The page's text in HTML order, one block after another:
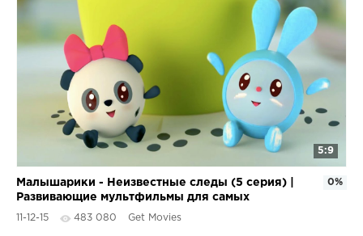
5:9
Малышарики - Неизвестные следы (5 серия) |
Развивающие мультфильмы для самых
маленьких 1,2,3,4 года
11-12-15 483 080 Get Movies
0%